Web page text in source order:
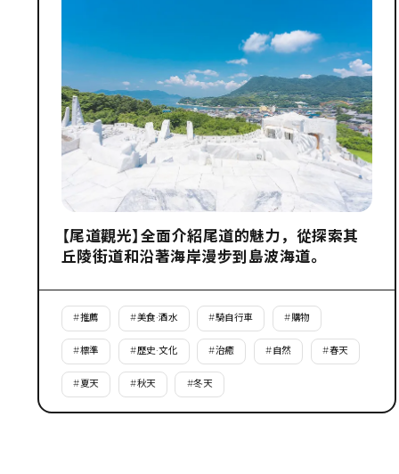
【尾道觀光】全面介紹尾道的魅力，從探索其
丘陵街道和沿著海岸漫步到島波海道。
#推薦 #美食·酒水 #騎自行車 #購物
#標準 #歷史·文化 #治癒 #自然 #春天
#夏天 #秋天 #冬天